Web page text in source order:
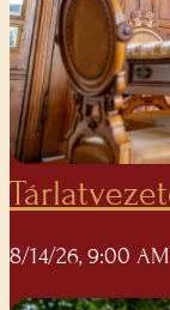
8/14/26, 9:00 AM